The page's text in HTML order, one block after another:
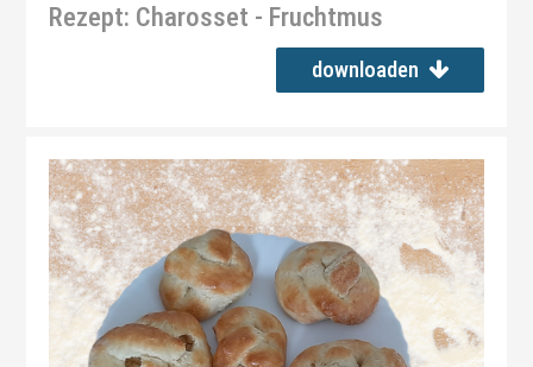
Rezept: Charosset - Fruchtmus
downloaden